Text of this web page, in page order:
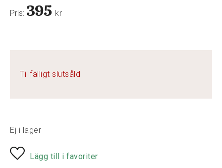
Pris: 395 kr
Tillfälligt slutsåld
Ej i lager
Lägg till i favoriter